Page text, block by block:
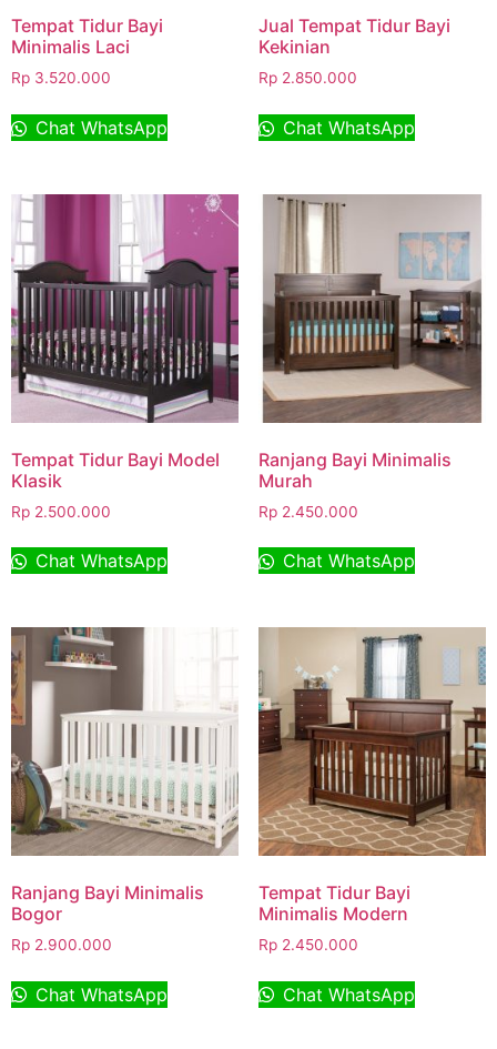
Tempat Tidur Bayi
Minimalis Laci
Rp 3.520.000
Chat WhatsApp
Jual Tempat Tidur Bayi
Kekinian
Rp2.850.000
Chat WhatsApp
Tempat Tidur Bayi Model
Klasik
Rp 2.500.000
Chat WhatsApp
Ranjang Bayi Minimalis
Murah
Rp2.450.000
Chat WhatsApp
Ranjang Bayi Minimalis
Bogor
Rp 2.900.000
Chat WhatsApp
Tempat Tidur Bayi
Minimalis Modern
Rp2.450.000
Chat WhatsApp